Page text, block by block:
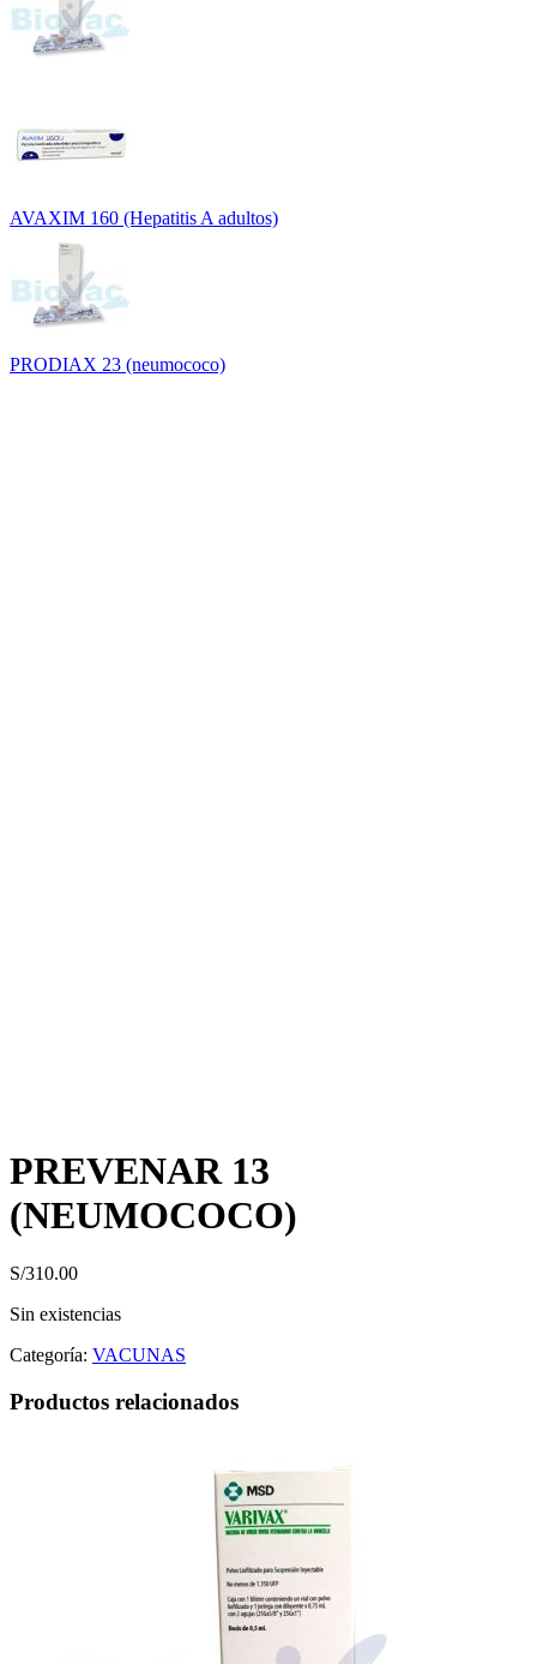
AVAXIM 160 (Hepatitis A adultos)
PRODIAX 23 (neumococo)
PREVENAR 13
(NEUMOCOCO)
S/310.00
Sin existencias
Categoría: VACUNAS
Productos relacionados